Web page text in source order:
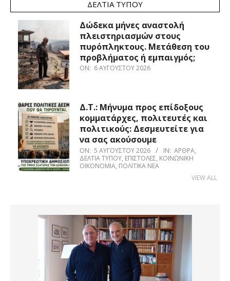
ΔΕΛΤΊΑ ΤΎΠΟΥ
Δώδεκα μήνες αναστολή
πλειστηριασμών στους
πυρόπληκτους. Μετάθεση του
προβλήματος ή εμπαιγμός;
ON: 6 ΑΥΓΟΎΣΤΟΥ 2026
Δ.Τ.: Μήνυμα προς επίδοξους
κομματάρχες, πολιτευτές και
πολιτικούς: Δεσμευτείτε για
να σας ακούσουμε
ON: 5 ΑΥΓΟΎΣΤΟΥ 2026 IN: ΆΡΘΡΑ,
ΔΕΛΤΊΑ ΤΎΠΟΥ, ΕΠΙΣΤΟΛΈΣ, ΚΟΙΝΩΝΙΚΉ
ΟΙΚΟΝΟΜΊΑ, ΠΟΛΙΤΙΚΆ ΝΈΑ
VIEW ALL